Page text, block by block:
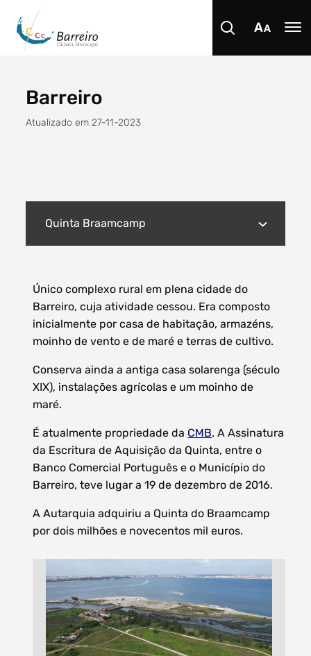
Procurar
Tipo de conteúdo
Filtro dos anos
Filtros dos meses
data
procurar
Barreiro
Atualizado em 27-11-2023
Quinta Braamcamp
Único complexo rural em plena cidade do
Barreiro, cuja atividade cessou. Era composto
inicialmente por casa de habitação, armazéns,
moinho de vento e de maré e terras de cultivo.
Conserva ainda a antiga casa solarenga (século
XIX), instalações agrícolas e um moinho de
maré.
É atualmente propriedade da CMB. A Assinatura
da Escritura de Aquisição da Quinta, entre o
Banco Comercial Português e o Município do
Barreiro, teve lugar a 19 de dezembro de 2016.
A Autarquia adquiriu a Quinta do Braamcamp
por dois milhões e novecentos mil euros.